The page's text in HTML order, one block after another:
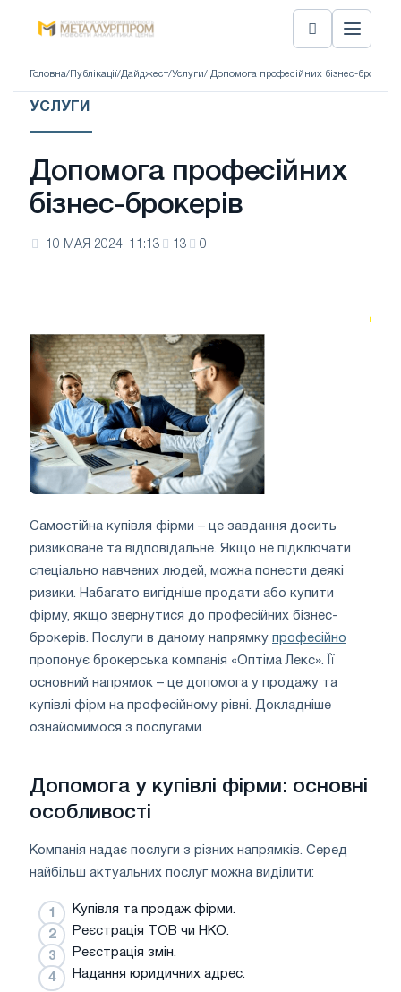
Головна/ Публікації/Дайджест/Услуги/ Допомога професійних бізнес-брокерів
УСЛУГИ
Допомога професійних
бізнес-брокерів
10 МАЯ 2024, 11:13 13 0
Самостійна купівля фірми – це завдання досить
ризиковане та відповідальне. Якщо не підключати
спеціально навчених людей, можна понести деякі
ризики. Набагато вигідніше продати або купити
фірму, якщо звернутися до професійних бізнес-
брокерів. Послуги в даному напрямку професійно
пропонує брокерська компанія «Оптіма Лекс». Її
основний напрямок – це допомога у продажу та
купівлі фірм на професійному рівні. Докладніше
ознайомимося з послугами.
Допомога у купівлі фірми: основні
особливості
Компанія надає послуги з різних напрямків. Серед
найбільш актуальних послуг можна виділити:
Купівля та продаж фірми.
Реєстрація ТОВ чи НКО.
Реєстрація змін.
Надання юридичних адрес.